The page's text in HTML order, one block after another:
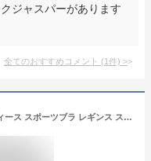
ジャスパーがあります
全てのおすすめコメント (1件) >
フィットネスウェア 5点セット レディース スポーツブラ レギンス スパッツ ショートパンツ パーカー Tシャツ 春夏秋冬 ヨガ ダンス ジョギング スポーツウェア 吸水 速乾 通気性 ストレッチ グレー ピンク パープル レッド 赤 紫